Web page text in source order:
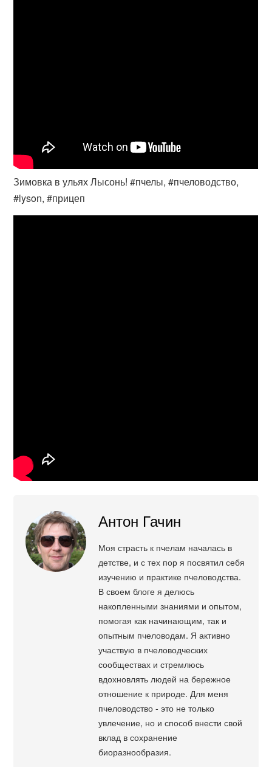
Зимовка в ульях Лысонь! #пчелы, #пчеловодство,
#lyson, #прицеп
Антон Гачин
Моя страсть к пчелам началась в
детстве, и с тех пор я посвятил себя
изучению и практике пчеловодства.
В своем блоге я делюсь
накопленными знаниями и опытом,
помогая как начинающим, так и
опытным пчеловодам. Я активно
участвую в пчеловодческих
сообществах и стремлюсь
вдохновлять людей на бережное
отношение к природе. Для меня
пчеловодство - это не только
увлечение, но и способ внести свой
вклад в сохранение
биоразнообразия.